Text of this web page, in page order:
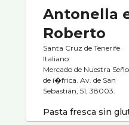
Antonella
Roberto
Santa Cruz de Tenerife
Italiano
Mercado de Nuestra
de í�frica. Av. de San
Sebastián, 51, 38003.
Pasta fresca sin